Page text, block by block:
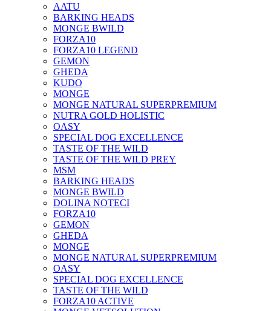
AATU
BARKING HEADS
MONGE BWILD
FORZA10
FORZA10 LEGEND
GEMON
GHEDA
KUDO
MONGE
MONGE NATURAL SUPERPREMIUM
NUTRA GOLD HOLISTIC
OASY
SPECIAL DOG EXCELLENCE
TASTE OF THE WILD
TASTE OF THE WILD PREY
MSM
BARKING HEADS
MONGE BWILD
DOLINA NOTECI
FORZA10
GEMON
GHEDA
MONGE
MONGE NATURAL SUPERPREMIUM
OASY
SPECIAL DOG EXCELLENCE
TASTE OF THE WILD
FORZA10 ACTIVE